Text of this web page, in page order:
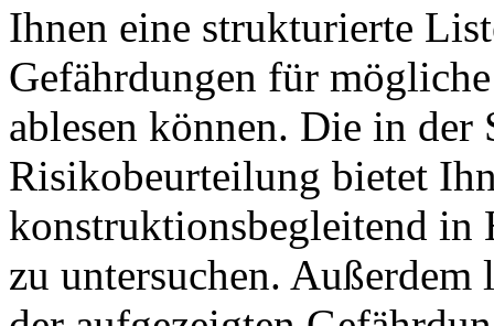
Ihnen eine strukturierte
Gefährdungen für
ablesen können. Die in
Risikobeurteilung bietet
konstruktionsbegleitend in
zu untersuchen.